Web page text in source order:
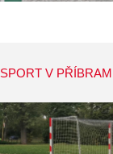
SPORT V